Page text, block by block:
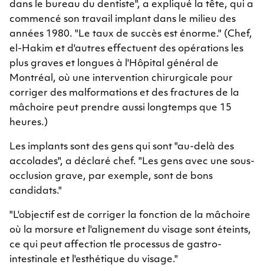
dans le bureau du dentiste", a expliqué la tête, qui a
commencé son travail implant dans le milieu des
années 1980. "Le taux de succès est énorme." (Chef,
el-Hakim et d'autres effectuent des opérations les
plus graves et longues à l'Hôpital général de
Montréal, où une intervention chirurgicale pour
corriger des malformations et des fractures de la
mâchoire peut prendre aussi longtemps que 15
heures.)
Les implants sont des gens qui sont "au-delà des
accolades", a déclaré chef. "Les gens avec une sous-
occlusion grave, par exemple, sont de bons
candidats."
"L'objectif est de corriger la fonction de la mâchoire
où la morsure et l'alignement du visage sont éteints,
ce qui peut affection tle processus de gastro-
intestinale et l'esthétique du visage."